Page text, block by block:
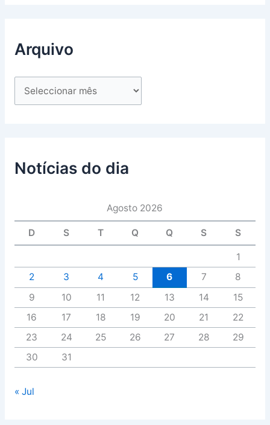
Arquivo
Notícias do dia
Agosto 2026
D S T Q Q S S
1
2
3 4 5 6 7
8
9
10 11 12 13 14
15
16
17 18 19 20 21
22
23
24 25 26 27 28
29
30
31
« Jul